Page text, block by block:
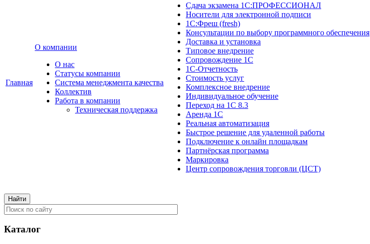
Главная
О компании
О нас
Cтатусы компании
Система менеджмента качества
Коллектив
Работа в компании
Техническая поддержка
Сдача экзамена 1С:ПРОФЕССИОНАЛ
Носители для электронной подписи
1С:Фреш (fresh)
Консультации по выбору программного обеспечения
Доставка и установка
Типовое внедрение
Сопровождение 1С
1С-Отчетность
Стоимость услуг
Комплексное внедрение
Индивидуальное обучение
Переход на 1С 8.3
Аренда 1С
Реальная автоматизация
Быстрое решение для удаленной работы
Подключение к онлайн площадкам
Партнёрская программа
Маркировка
Центр сопровождения торговли (ЦСТ)
Каталог